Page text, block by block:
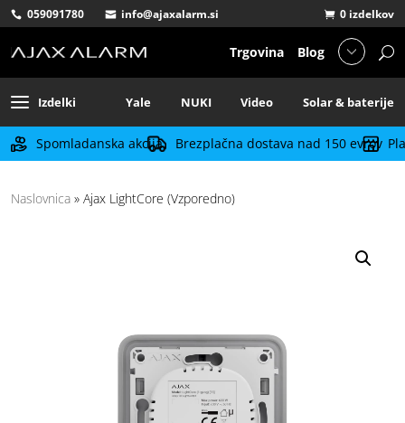
059091780 info@ajaxalarm.si 0 izdelkov
Trgovina Blog
Izdelki Yale NUKI Video Solar & baterije
Spomladanska akcija Brezplačna dostava nad 150 evrov
Naslovnica » Ajax LightCore (Vzporedno)